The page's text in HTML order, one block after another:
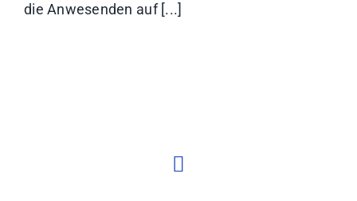
die Anwesenden auf [...]